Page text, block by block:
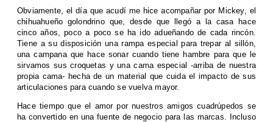
Obviamente, el día que acudí me hice acompañar por Mickey, el
chihuahueño golondrino que, desde que llegó a la casa hace
cinco años, poco a poco se ha ido adueñando de cada rincón.
Tiene a su disposición una rampa especial para trepar al sillón,
una campana que hace sonar cuando tiene hambre para que le
sirvamos sus croquetas y una cama especial -arriba de nuestra
propia cama- hecha de un material que cuida el impacto de sus
articulaciones para cuando se vuelva mayor.
Hace tiempo que el amor por nuestros amigos cuadrúpedos se
ha convertido en una fuente de negocio para las marcas. Incluso